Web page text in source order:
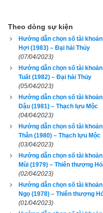
Giáp Dần (甲寅) là kết hợp
Chi của người Á Đông. Nó
Theo dòng sự kiện
Hướng dẫn chọn số tài
Hợi (1983) – Đại hải Thủy
(07/04/2023)
Hướng dẫn chọn số tài
Tuất (1982) – Đại hải Thủy
(05/04/2023)
Hướng dẫn chọn số tài
Dậu (1981) – Thạch lựu Mộc
(04/04/2023)
Hướng dẫn chọn số tài
Thân (1980) – Thạch lựu Mộc
(03/04/2023)
Hướng dẫn chọn số tài
Mùi (1979) – Thiên thượng
(02/04/2023)
Hướng dẫn chọn số tài
Ngọ (1978) – Thiên thượng
(01/04/2023)